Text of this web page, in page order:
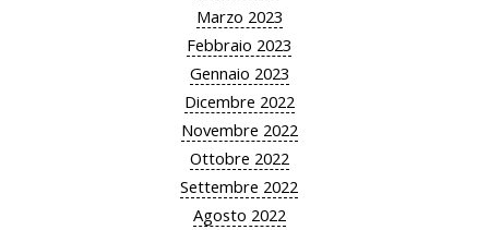
Marzo 2023
Febbraio 2023
Gennaio 2023
Dicembre 2022
Novembre 2022
Ottobre 2022
Settembre 2022
Agosto 2022